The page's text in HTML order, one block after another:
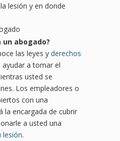
lesión y en donde
un abogado?
las leyes y derechos
ayudar a tomar el
usted se
Los empleadores o
con una
la encargada de cubrir
a usted una
lesión.